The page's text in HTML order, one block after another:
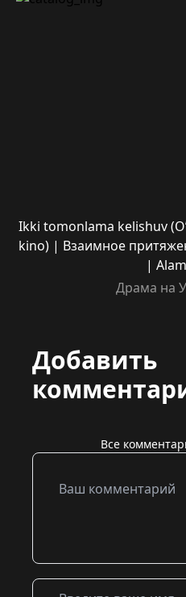
Ikki tomonlama kelishuv
kino) | Взаимное
|
Драма на
Добавить
Все